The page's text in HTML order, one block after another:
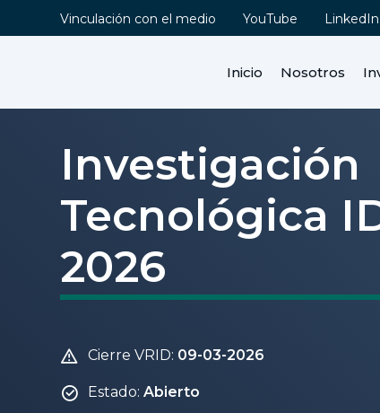
Vinculación con el medio YouTube LinkedIn
Inicio Nosotros
Contenidos
Postula en línea
Descripción
Resultados esperados
Requisitos internos de
Investigación
Tecnológica
2026
Cierre VRID: 09-03-2026
Estado:Abierto